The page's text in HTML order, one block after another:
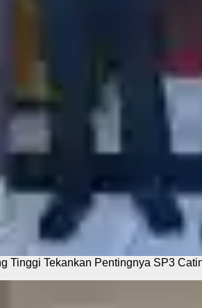
Tinggi Tekankan Pentingnya SP3